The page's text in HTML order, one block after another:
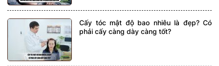
Cấy tóc mật độ bao nhiêu là đẹp? Có
phải cấy càng dày càng tốt?